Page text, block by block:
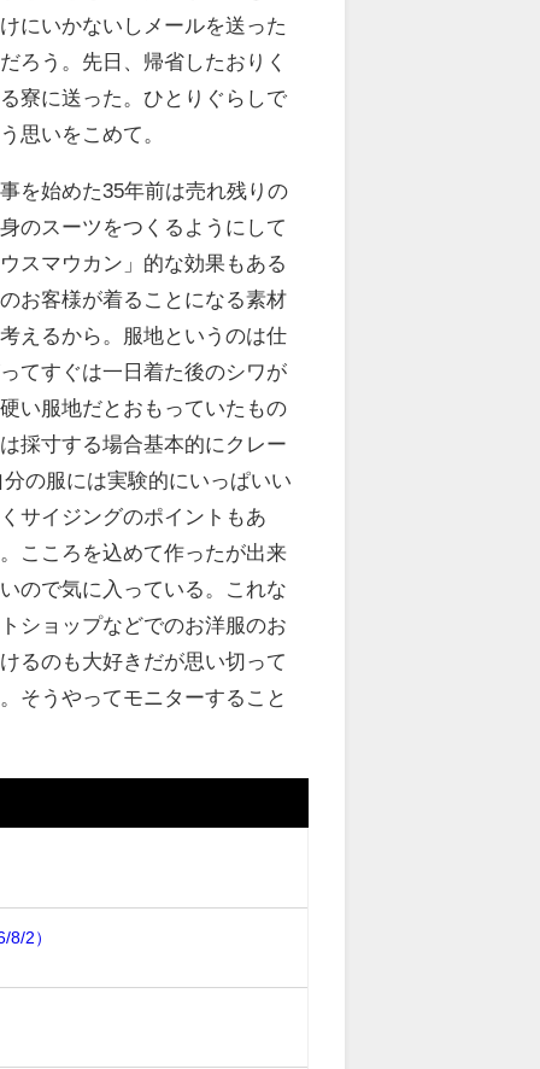
にいかないしメールを送った
ろう。先日、帰省したおりく
寮に送った。ひとりぐらしで
思いをこめて。
を始めた35年前は売れ残りの
のスーツをつくるようにして
スマウカン」的な効果もある
お客様が着ることになる素材
えるから。服地というのは仕
てすぐは一日着た後のシワが
い服地だとおもっていたもの
採寸する場合基本的にクレー
の服には実験的にいっぱいい
サイジングのポイントもあ
こころを込めて作ったが出来
ので気に入っている。これな
ショップなどでのお洋服のお
るのも大好きだが思い切って
そうやってモニターすること
2）